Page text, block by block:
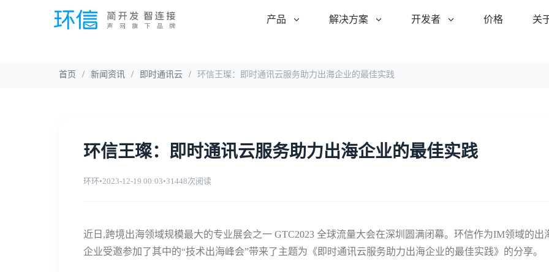
产品 解决方案 开发者 价格 关
首页 / 新闻资讯 / 即时通讯云 / 环信王璨：即时通讯云服务助力出海企业的最佳实践
环信王璨：即时通讯云服务助力出海企业的最佳实践
环环•2023-12-19 00:03•31448次阅读
近日,跨境出海领域规模最大的专业展会之一 GTC2023 全球流量大会在深圳圆满闭幕。环信作为IM领域的出
企业受邀参加了其中的“技术出海峰会”带来了主题为《即时通讯云服务助力出海企业的最佳实践》的分享。